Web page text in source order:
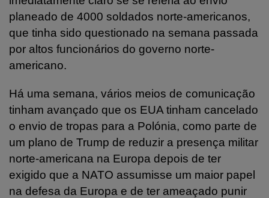
planeado de 4000 soldados norte-americanos,
que tinha sido questionado na semana passada
por altos funcionários do governo norte-
americano.
Há uma semana, vários meios de comunicação
tinham avançado que os EUA tinham cancelado
o envio de tropas para a Polónia, como parte de
um plano de Trump de reduzir a presença militar
norte-americana na Europa depois de ter
exigido que a NATO assumisse um maior papel
na defesa da Europa e de ter ameaçado punir